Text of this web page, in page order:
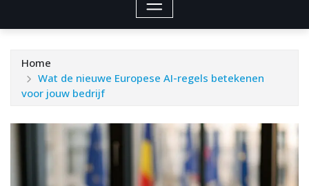
Home
Wat de nieuwe Europese AI-regels betekenen
voor jouw bedrijf